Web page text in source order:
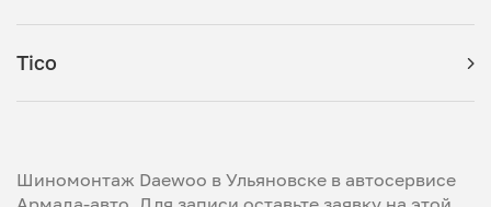
Tico
Шиномонтаж Daewoo в Ульяновске в автосервисе